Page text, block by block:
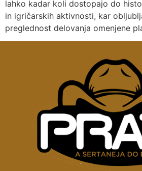
lahko kadar koli dostopajo do
in igričarskih aktivnosti, kar
preglednost delovanja omenjene